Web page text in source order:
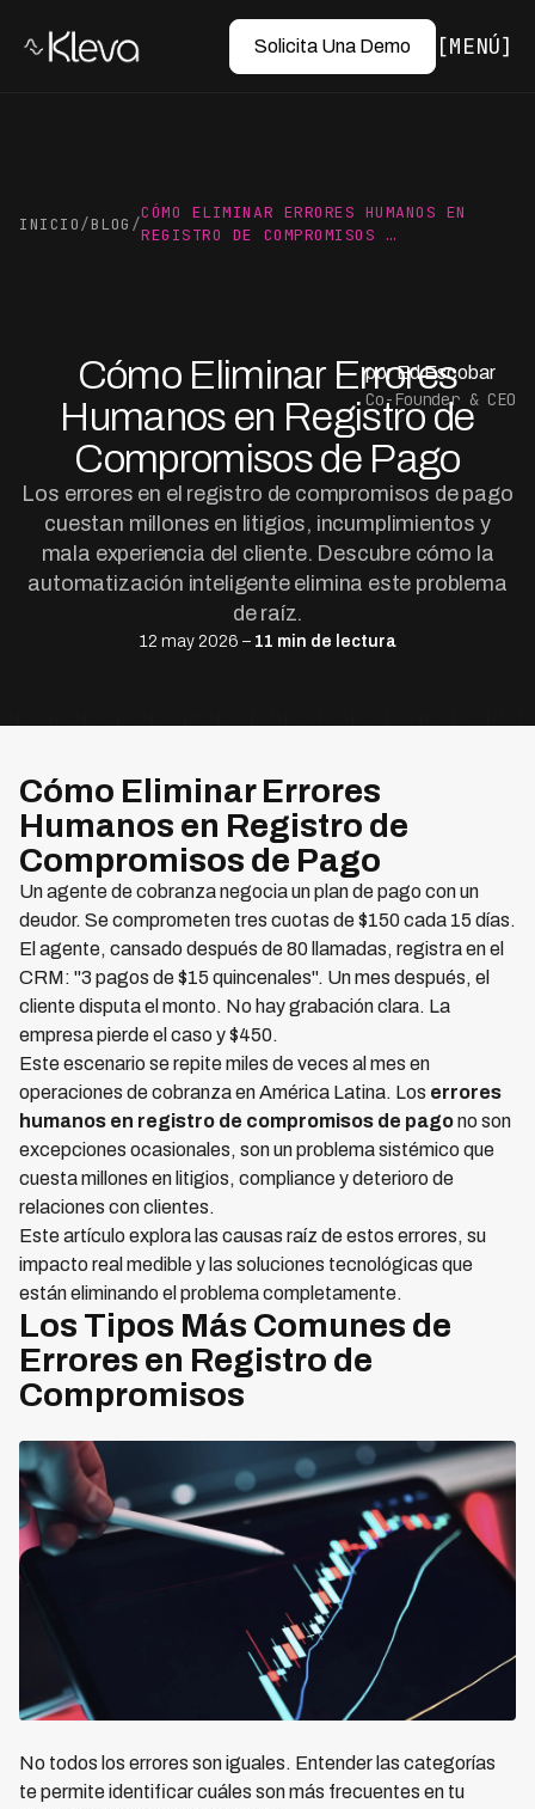
Solicita Una Demo MENÚ
INICIO/BLOG /
CÓMO ELIMINAR ERRORES HUMANOS EN
REGISTRO DE COMPROMISOS …
Cómo Eliminar Errores
Humanos en Registro de
Compromisos de Pago
Los errores en el registro de compromisos de pago
cuestan millones en litigios, incumplimientos y
mala experiencia del cliente. Descubre cómo la
automatización inteligente elimina este problema
de raíz.
12 may 2026 – 11 min de lectura
por Ed Escobar
Co-Founder & CEO
Cómo Eliminar Errores
Humanos en Registro de
Compromisos de Pago
Un agente de cobranza negocia un plan de pago con un
deudor. Se comprometen tres cuotas de $150 cada 15 días.
El agente, cansado después de 80 llamadas, registra en el
CRM: "3 pagos de $15 quincenales". Un mes después, el
cliente disputa el monto. No hay grabación clara. La
empresa pierde el caso y $450.
Este escenario se repite miles de veces al mes en
operaciones de cobranza en América Latina. Los errores
humanos en registro de compromisos de pagono son
excepciones ocasionales, son un problema sistémico que
cuesta millones en litigios, compliance y deterioro de
relaciones con clientes.
Este artículo explora las causas raíz de estos errores, su
impacto real medible y las soluciones tecnológicas que
están eliminando el problema completamente.
Los Tipos Más Comunes de
Errores en Registro de
Compromisos
No todos los errores son iguales. Entender las categorías
te permite identificar cuáles son más frecuentes en tu